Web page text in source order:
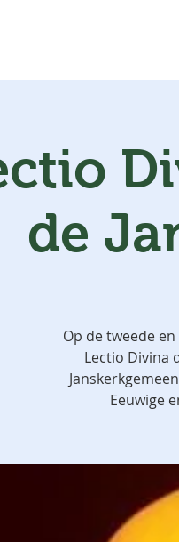
de
Op de tweede
Lectio Divina
Eeuwige